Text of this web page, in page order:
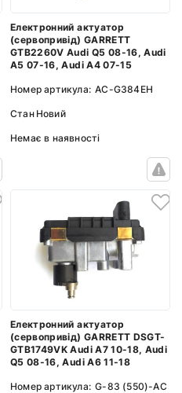
Електронний актуатор
(сервопривід) GARRETT
GTB2260V Audi Q5 08-16, Audi
A5 07-16, Audi A4 07-15
Номер артикула: AC-G384EH
Стан Новий
Немає в наявності
Електронний актуатор
(сервопривід) GARRETT DSGT-
GTB1749VK Audi A7 10-18, Audi
Q5 08-16, Audi A6 11-18
Номер артикула: G-83 (550)-AC